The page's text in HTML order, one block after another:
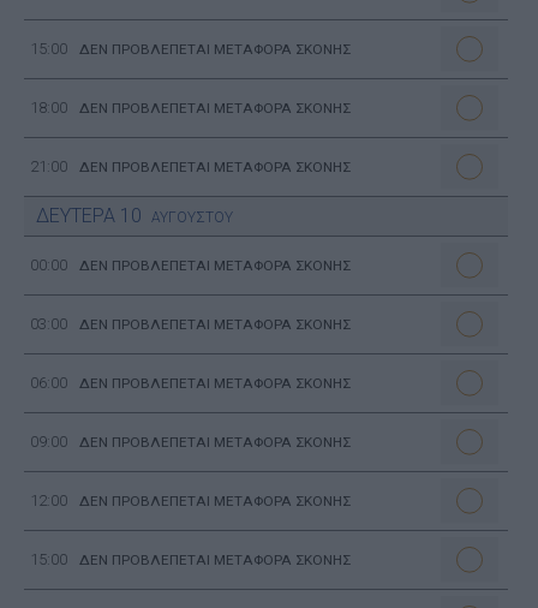
15:00 ΔΕΝ ΠΡΟΒΛΕΠΕΤΑΙ ΜΕΤΑΦΟΡΑ ΣΚΟΝΗΣ
18:00 ΔΕΝ ΠΡΟΒΛΕΠΕΤΑΙ ΜΕΤΑΦΟΡΑ ΣΚΟΝΗΣ
21:00 ΔΕΝ ΠΡΟΒΛΕΠΕΤΑΙ ΜΕΤΑΦΟΡΑ ΣΚΟΝΗΣ
ΔΕΥΤΕΡΑ 10 ΑΥΓΟΥΣΤΟΥ
00:00 ΔΕΝ ΠΡΟΒΛΕΠΕΤΑΙ ΜΕΤΑΦΟΡΑ ΣΚΟΝΗΣ
03:00 ΔΕΝ ΠΡΟΒΛΕΠΕΤΑΙ ΜΕΤΑΦΟΡΑ ΣΚΟΝΗΣ
06:00 ΔΕΝ ΠΡΟΒΛΕΠΕΤΑΙ ΜΕΤΑΦΟΡΑ ΣΚΟΝΗΣ
09:00 ΔΕΝ ΠΡΟΒΛΕΠΕΤΑΙ ΜΕΤΑΦΟΡΑ ΣΚΟΝΗΣ
12:00 ΔΕΝ ΠΡΟΒΛΕΠΕΤΑΙ ΜΕΤΑΦΟΡΑ ΣΚΟΝΗΣ
15:00 ΔΕΝ ΠΡΟΒΛΕΠΕΤΑΙ ΜΕΤΑΦΟΡΑ ΣΚΟΝΗΣ